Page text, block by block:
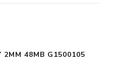
2MM 48MB G1500105